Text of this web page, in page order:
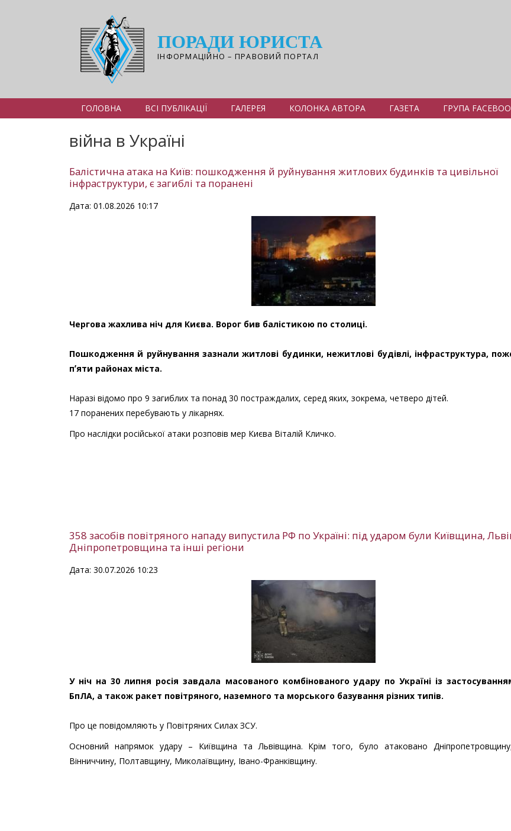
ПОРАДИ ЮРИСТА
ІНФОРМАЦІЙНО – ПРАВОВИЙ ПОРТАЛ
ГОЛОВНА ВСІ ПУБЛІКАЦІЇ ГАЛЕРЕЯ КОЛОНКА АВТОРА ГАЗЕТА ГРУПА
війна в Україні
Балістична атака на Київ: пошкодження й руйнування житлових будинків та цивільної
інфраструктури, є загиблі та поранені
Дата: 01.08.2026 10:17
Чергова жахлива ніч для Києва. Ворог бив балістикою по столиці.
Пошкодження й руйнування зазнали житлові будинки, нежитлові будівлі, інфраструктура,
пʼяти районах міста.
Наразі відомо про 9 загиблих та понад 30 постраждалих, серед яких, зокрема, четверо дітей.
17 поранених перебувають у лікарнях.
Про наслідки російської атаки розповів мер Києва Віталій Кличко.
358 засобів повітряного нападу випустила РФ по Україні: під ударом були Київщина,
Дніпропетровщина та інші регіони
Дата: 30.07.2026 10:23
У ніч на 30 липня росія завдала масованого комбінованого удару по Україні із
БпЛА, а також ракет повітряного, наземного та морського базування різних типів.
Про це повідомляють у Повітряних Силах ЗСУ.
Основний напрямок удару – Київщина та Львівщина. Крім того, було атаковано
Вінниччину, Полтавщину, Миколаївщину, Івано-Франківщину.